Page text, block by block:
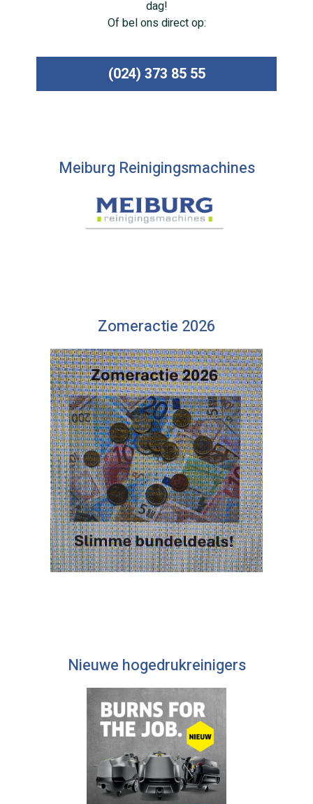
dag!
Of bel ons direct op:
(024) 373 85 55
Meiburg Reinigingsmachines
Zomeractie 2026
Nieuwe hogedrukreinigers